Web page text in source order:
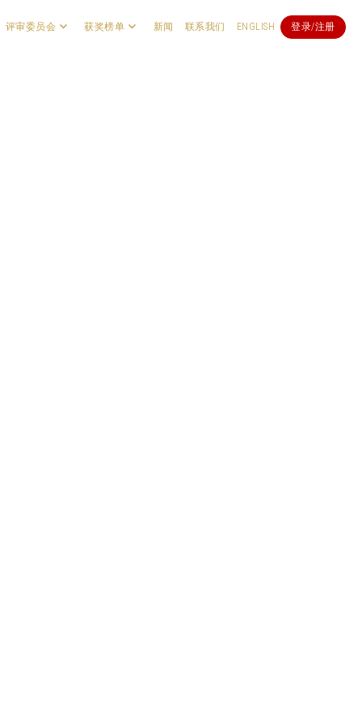
评审委员会 获奖榜单 新闻 联系我们 ENGLISH 登录/注册